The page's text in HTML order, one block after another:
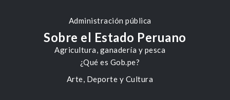
Administración pública
Agricultura, ganadería y pesca
Arte, Deporte y Cultura
Sobre el Estado Peruano
¿Qué es Gob.pe?